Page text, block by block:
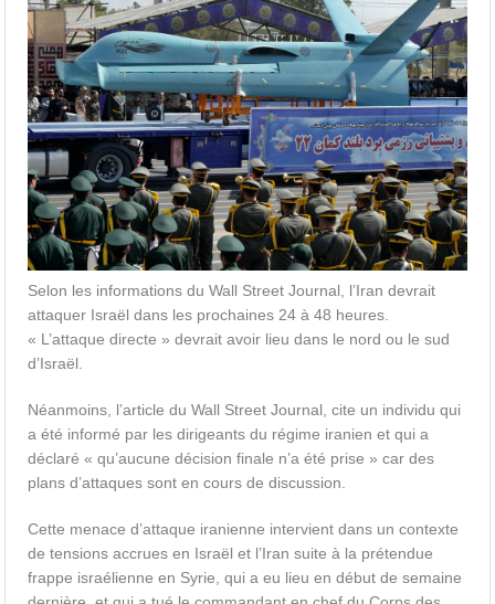
Selon les informations du Wall Street Journal, l’Iran devrait
attaquer Israël dans les prochaines 24 à 48 heures.
« L’attaque directe » devrait avoir lieu dans le nord ou le sud
d’Israël.
Néanmoins, l’article du Wall Street Journal, cite un individu qui
a été informé par les dirigeants du régime iranien et qui a
déclaré « qu’aucune décision finale n’a été prise » car des
plans d’attaques sont en cours de discussion.
Cette menace d’attaque iranienne intervient dans un contexte
de tensions accrues en Israël et l’Iran suite à la prétendue
frappe israélienne en Syrie, qui a eu lieu en début de semaine